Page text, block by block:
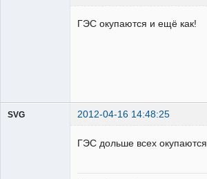
ГЭС окупаются и ещё как!
SVG 2012-04-16 14:48:25
ГЭС дольше всех окупаются.